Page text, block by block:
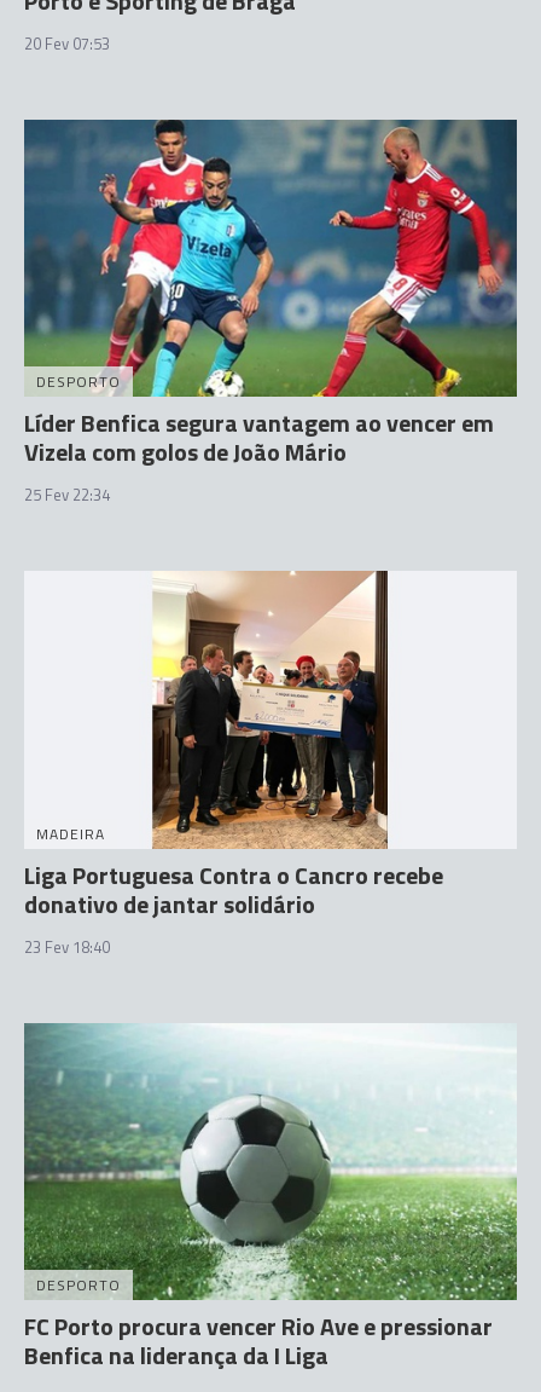
20 Fev 07:53
DESPORTO
Líder Benfica segura vantagem ao vencer em
Vizela com golos de João Mário
25 Fev 22:34
MADEIRA
Liga Portuguesa Contra o Cancro recebe
donativo de jantar solidário
23 Fev 18:40
DESPORTO
FC Porto procura vencer Rio Ave e pressionar
Benfica na liderança da I Liga